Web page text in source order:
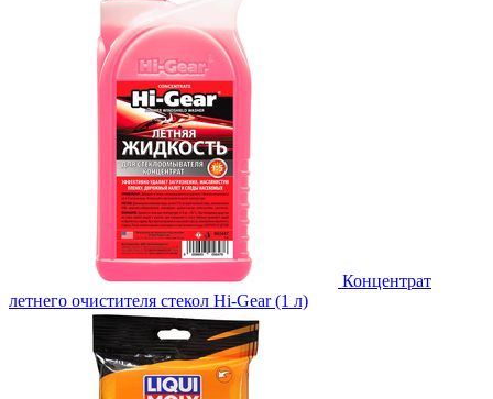
Концентрат
летнего очистителя стекол Hi-Gear (1 л)